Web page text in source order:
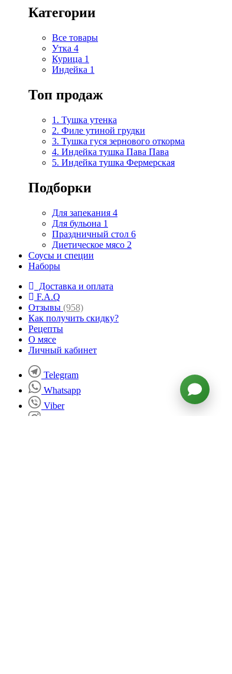
Категории
Все товары
Утка 4
Курица 1
Индейка 1
Топ продаж
1. Тушка утенка
2. Филе утиной грудки
3. Тушка гуся зернового откорма
4. Индейка тушка Пава Пава
5. Индейка тушка Фермерская
Подборки
Для запекания 4
Для бульона 1
Праздничный стол 6
Диетическое мясо 2
Соусы и специи
Наборы
Доставка и оплата
F.A.Q
Отзывы (958)
Как получить скидку?
Рецепты
О мясе
Личный кабинет
Telegram
Whatsapp
Viber